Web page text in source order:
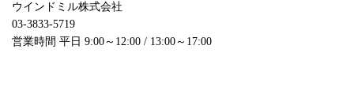
ウインドミル株式会社
03-3833-5719
営業時間 平日 9:00～12:00 / 13:00～17:00